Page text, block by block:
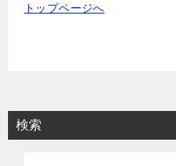
トップページへ
検索